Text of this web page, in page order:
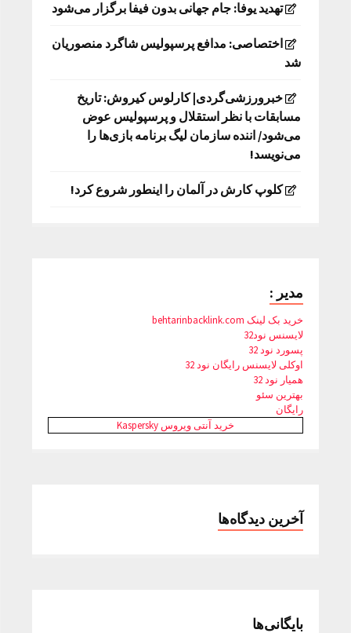
تهدید یوفا: جام جهانی بدون فیفا برگزار می‌شود
اختصاصی: مدافع پرسپولیس شاگرد منصوریان
شد
خبرورزشی‌گردی| کارلوس کیروش: تاریخ
مسابقات با نظر استقلال و پرسپولیس عوض
می‌شود/ اننده سازمان لیگ برنامه بازی‌ها را
می‌نویسد!
کلوپ کارش در آلمان را اینطور شروع کرد!
مدیر :
خرید بک لینک behtarinbacklink.com
لایسنس نود32
پسورد نود 32
اوکلی لایسنس رایگان نود 32
همیار نود 32
بهترین سئو
رایگان
خرید آنتی ویروس Kaspersky
آخرین دیدگاه‌ها
بایگانی‌ها